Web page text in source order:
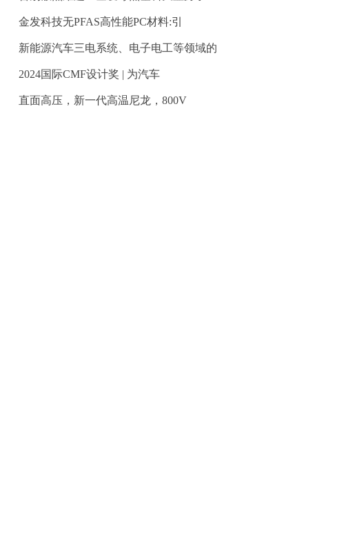
金发科技无PFAS高性能PC材料:引
新能源汽车三电系统、电子电工等领域的
2024国际CMF设计奖 | 为汽车
直面高压，新一代高温尼龙，800V